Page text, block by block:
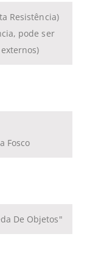
Resistência)
pode ser
Fosco
De Objetos"